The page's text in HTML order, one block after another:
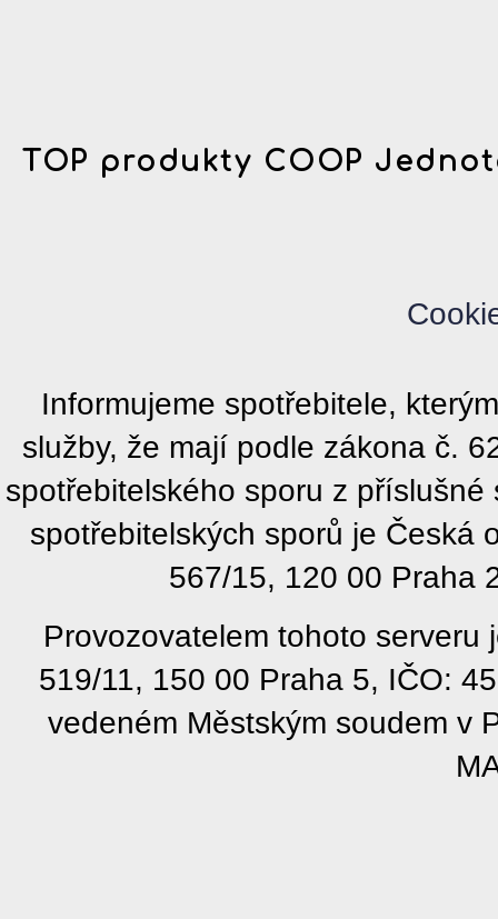
TOP produkty COOP
Informujeme spotřebitele,
služby, že mají podle zákona č.
spotřebitelského sporu z
spotřebitelských sporů je Česká
567/15, 120 00 Praha
Provozovatelem tohoto
519/11, 150 00 Praha 5, IČO:
vedeném Městským soudem v